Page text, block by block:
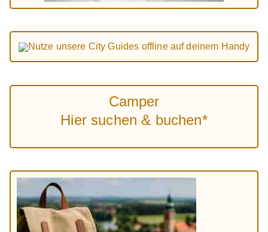
Nutze unsere City Guides offline auf deinem Handy
Camper
Hier suchen & buchen*